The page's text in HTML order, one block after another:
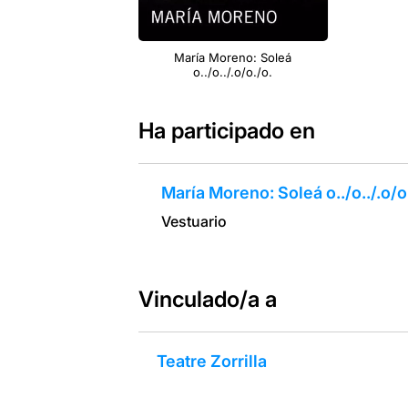
María Moreno: Soleá
o../o../.o/o./o.
Ha participado en
María Moreno: Soleá o../o../.o/
Vestuario
Vinculado/a a
Teatre Zorrilla